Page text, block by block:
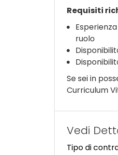
Requisiti
ruolo
Se sei in
Curriculum
Vedi
Tipo di